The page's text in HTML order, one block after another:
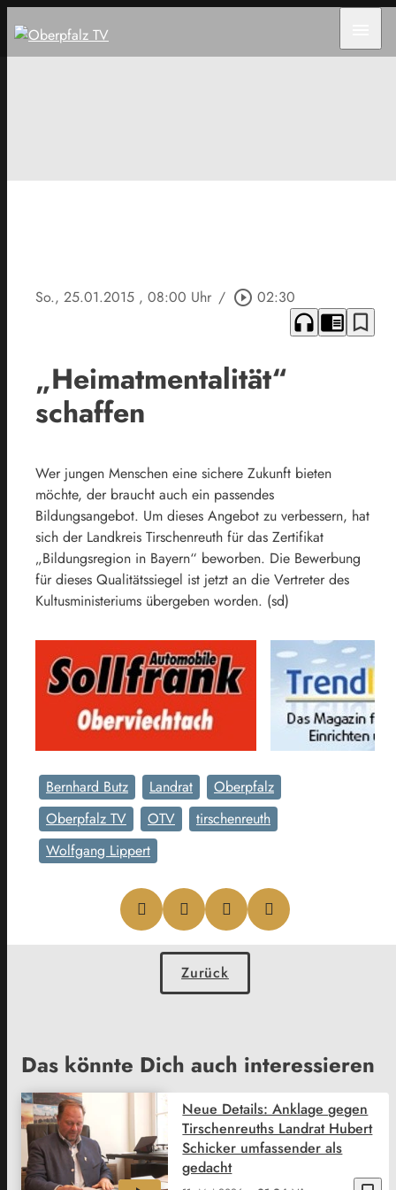
So., 25.01.2015 , 08:00 Uhr / play_circle_outline 02:30
headphones chrome_reader_mode bookmark_border
„Heimatmentalität“
schaffen
Wer jungen Menschen eine sichere Zukunft bieten
möchte, der braucht auch ein passendes
Bildungsangebot. Um dieses Angebot zu verbessern, hat
sich der Landkreis Tirschenreuth für das Zertifikat
„Bildungsregion in Bayern“ beworben. Die Bewerbung
für dieses Qualitätssiegel ist jetzt an die Vertreter des
Kultusministeriums übergeben worden. (sd)
Bernhard Butz Landrat
Oberpfalz
Oberpfalz TV
OTV
tirschenreuth
Wolfgang Lippert
Zurück
Das könnte Dich auch interessieren
Neue Details: Anklage gegen
Tirschenreuths Landrat Hubert
Schicker umfassender als
gedacht